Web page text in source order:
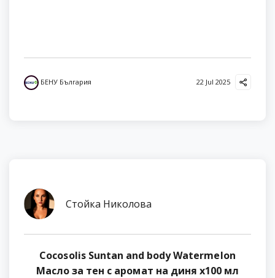
БЕНУ България 22 Jul 2025
Стойка Николова
Cocosolis Suntan and body Watermelon
Масло за тен с аромат на диня х100 мл